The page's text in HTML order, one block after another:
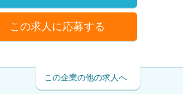
この求人に応募する
この企業の他の求人へ